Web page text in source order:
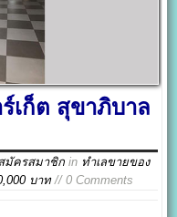
เก็ต สุขาภิบาล
มัครสมาชิก in ทำเลขายของ
บาท// 0 Comments